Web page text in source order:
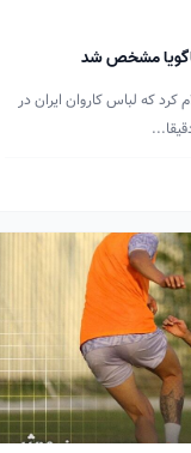
ناگویا مشخص شد
کرد که لباس کاروان ایران در